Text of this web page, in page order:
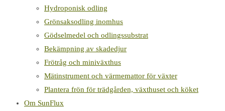
Hydroponisk odling
Grönsaksodling inomhus
Gödselmedel och odlingssubstrat
Bekämpning av skadedjur
Frötråg och miniväxthus
Mätinstrument och värmemattor för växter
Plantera frön för trädgården, växthuset och köket
Om SunFlux